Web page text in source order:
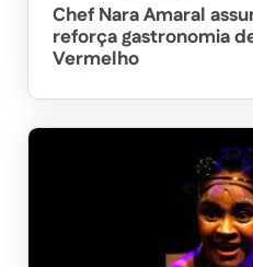
Chef Nara Amaral
reforça gastronomia
Vermelho